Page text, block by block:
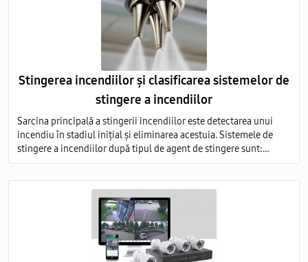
Stingerea incendiilor și clasificarea sistemelor de
stingere a incendiilor
Sarcina principală a stingerii incendiilor este detectarea unui
incendiu în stadiul inițial și eliminarea acestuia. Sistemele de
stingere a incendiilor după tipul de agent de stingere sunt:
aerosoli; apă; pulbere; gaz; spumă.